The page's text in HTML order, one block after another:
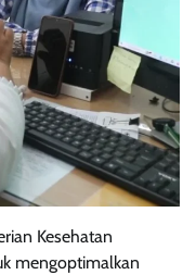
Kesehatan
mengoptimalkan